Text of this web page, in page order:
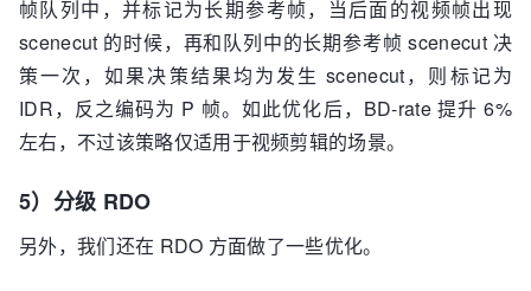
帧队列中，并标记为长期参考帧，当后面的视频帧出现
scenecut 的时候，再和队列中的长期参考帧 scenecut 决
策一次，如果决策结果均为发生 scenecut，则标记为
IDR，反之编码为 P 帧。如此优化后，BD-rate 提升 6%
左右，不过该策略仅适用于视频剪辑的场景。
5）分级 RDO
另外，我们还在 RDO 方面做了一些优化。